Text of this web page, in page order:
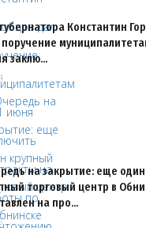
Константин
заклю…
на закрытие: еще один
торговый центр в
на про…